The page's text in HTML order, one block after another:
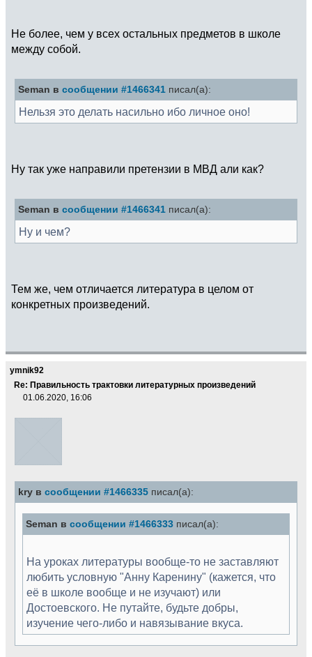
Не более, чем у всех остальных предметов в школе
между собой.
Seman в сообщении #1466341 писал(а):
Нельзя это делать насильно ибо личное оно!
Ну так уже направили претензии в МВД али как?
Seman в сообщении #1466341 писал(а):
Ну и чем?
Тем же, чем отличается литература в целом от
конкретных произведений.
ymnik92
Re: Правильность трактовки литературных произведений
01.06.2020, 16:06
kry в сообщении #1466335 писал(а):
Seman в сообщении #1466333 писал(а):
На уроках литературы вообще-то не заставляют
любить условную "Анну Каренину" (кажется, что
её в школе вообще и не изучают) или
Достоевского. Не путайте, будьте добры,
изучение чего-либо и навязывание вкуса.